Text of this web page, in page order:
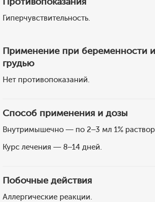
Гиперчувствительность.
Применение при беременности
грудью
Нет противопоказаний.
Способ применения и дозы
Внутримышечно — по 2–3 мл 1%
Курс лечения — 8–14 дней.
Побочные действия
Аллергические реакции.